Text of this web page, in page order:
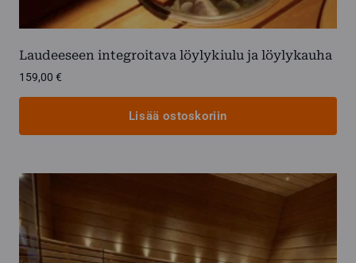
Laudeeseen integroitava löylykiulu ja löylykauha
159,00 €
Lisää ostoskoriin